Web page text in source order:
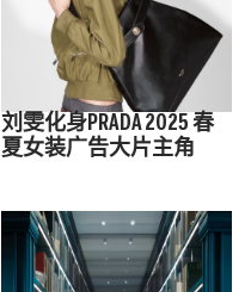
刘雯化身PRADA 2025 春
夏女装广告大片主角